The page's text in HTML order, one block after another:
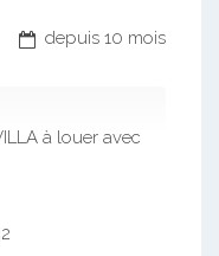
depuis 10 mois
à louer avec